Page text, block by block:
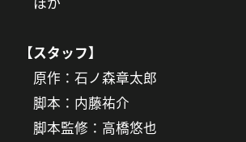
【スタッフ】
原作：石ノ森章太郎
脚本：内藤祐介
脚本監修：高橋悠也